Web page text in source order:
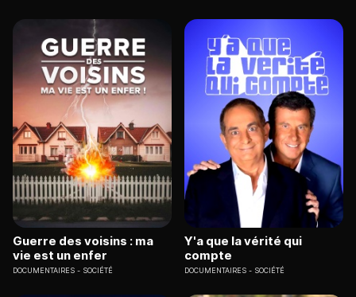
Guerre des voisins : ma
vie est un enfer
DOCUMENTAIRES SOCIÉTÉ
Y'a que la vérité qui
compte
DOCUMENTAIRES SOCIÉTÉ